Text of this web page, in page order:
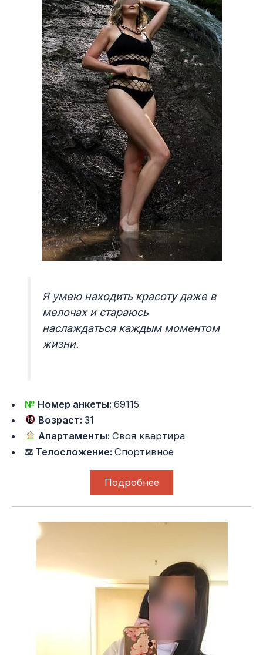
Я умею находить красоту даже в
мелочах и стараюсь
наслаждаться каждым моментом
жизни.
№ Номер анкеты:69115
Возраст:31
Апартаменты:Своя квартира
⚖ Телосложение:Спортивное
Подробнее